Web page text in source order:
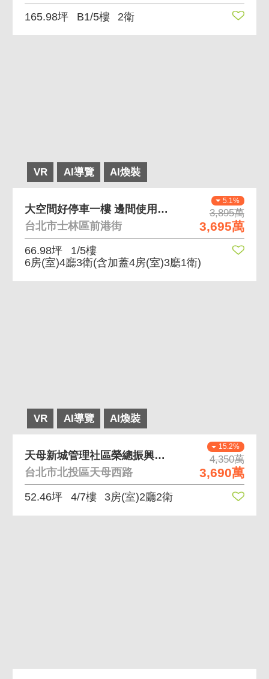
165.98坪 B1/5樓 2衛
VR AI導覽 AI煥裝
5.1%
3,895萬
3,695萬
大空間好停車一樓 邊間使用空間大
台北市士林區前港街
66.98坪
1/5樓
6房(室)4廳3衛(含加蓋4房(室)3廳1衛)
VR AI導覽 AI煥裝
15.2%
4,350萬
3,690萬
天母新城管理社區榮總振興近石牌天母 天母新城社區管
台北市北投區天母西路
52.46坪 4/7樓 3房(室)2廳2衛